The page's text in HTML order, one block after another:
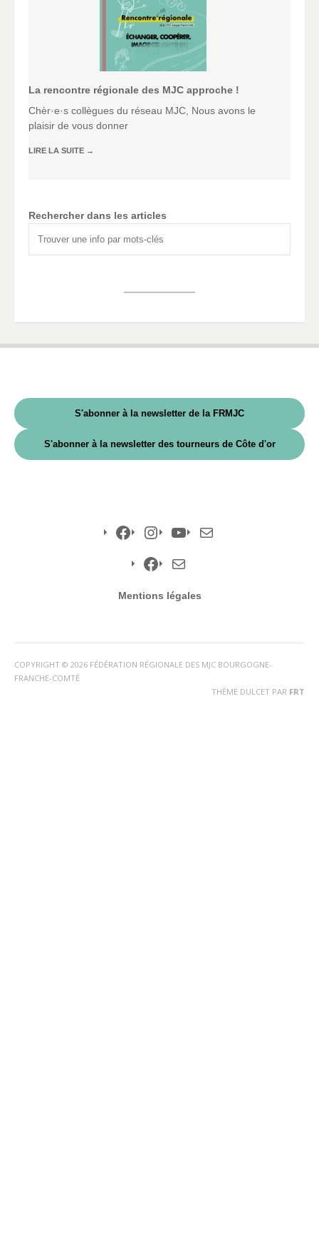
La rencontre régionale des MJC approche !
Chèr·e·s collègues du réseau MJC, Nous avons le
plaisir de vous donner
LIRE LA SUITE →
Rechercher dans les articles
S'abonner à la newsletter de la FRMJC
S'abonner à la newsletter des tourneurs de Côte d'or
Facebook
Facebook
mail
Mentions légales
COPYRIGHT © 2026 FÉDÉRATION RÉGIONALE DES MJC BOURGOGNE-
FRANCHE-COMTÉ
THÈME DULCET PAR FRT